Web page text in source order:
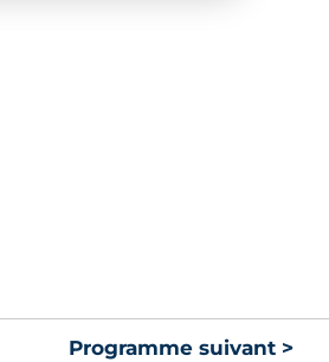
Programme suivant >